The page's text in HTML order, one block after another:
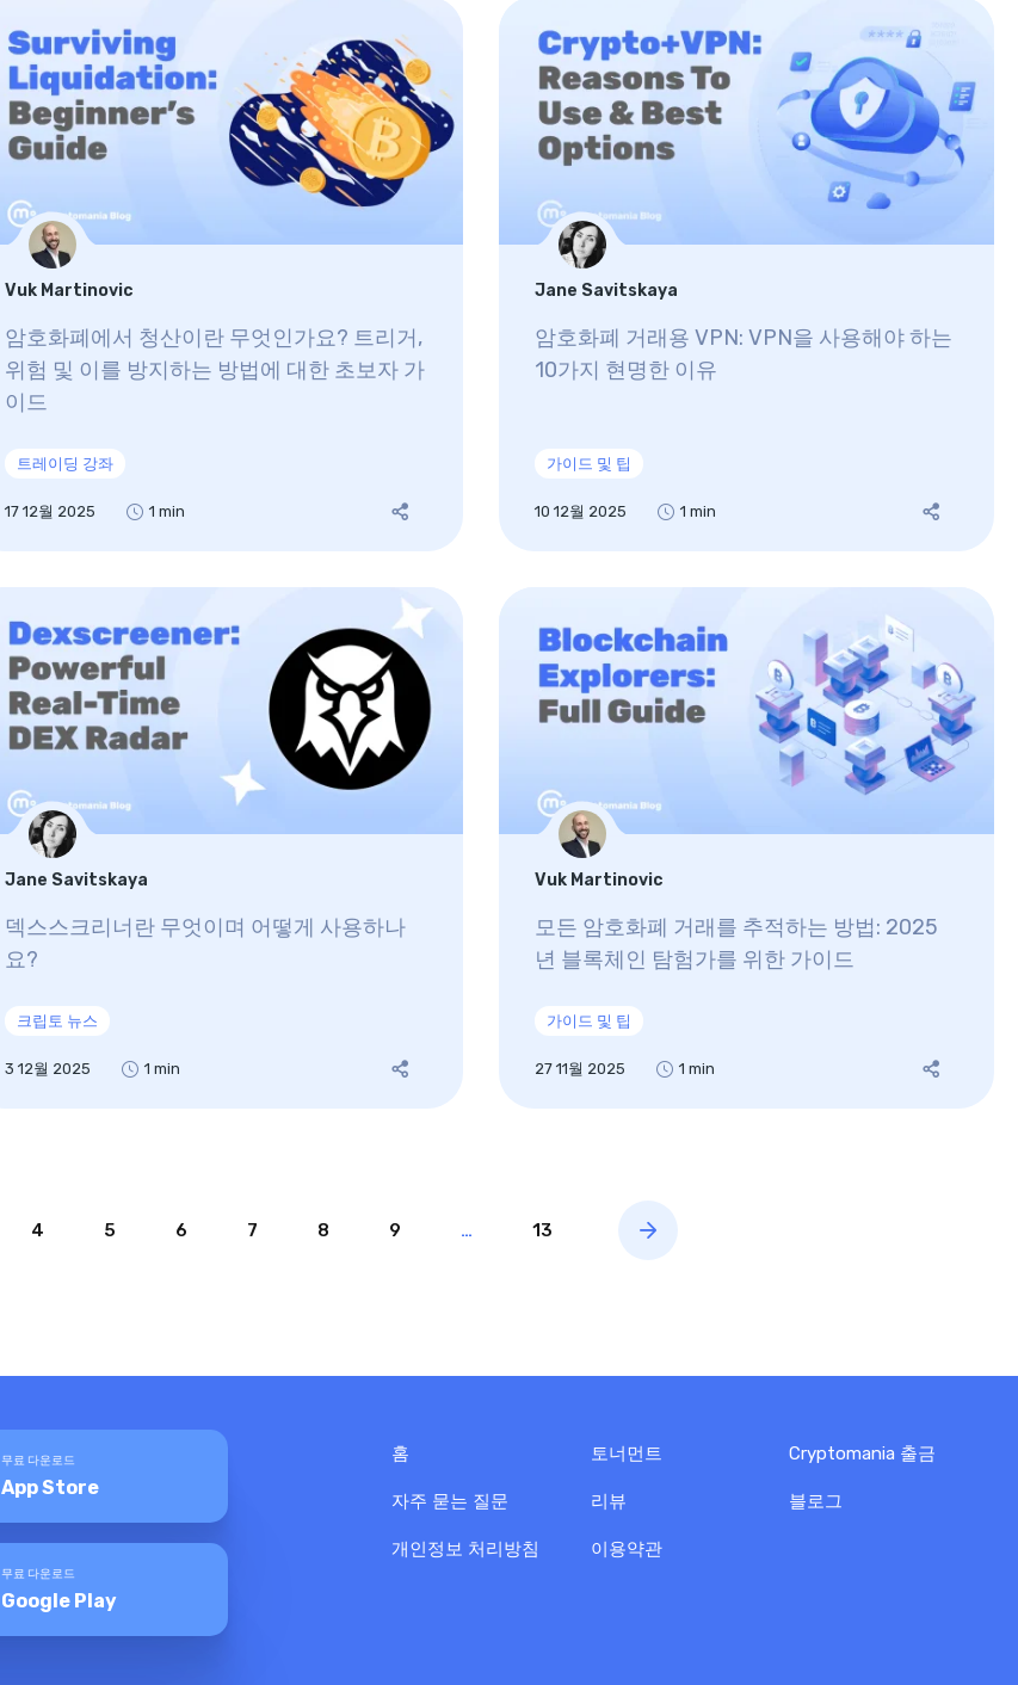
Vuk Martinovic
암호화폐에서 청산이란 무엇인가요? 트리거,
위험 및 이를 방지하는 방법에 대한 초보자 가
이드
트레이딩 강좌
17 12월 2025 1 min
Jane Savitskaya
암호화폐 거래용 VPN: VPN을 사용해야 하는
10가지 현명한 이유
가이드 및 팁
10 12월 2025 1 min
Jane Savitskaya
덱스스크리너란 무엇이며 어떻게 사용하나
요?
크립토 뉴스
3 12월 2025 1 min
Vuk Martinovic
모든 암호화폐 거래를 추적하는 방법: 2025
년 블록체인 탐험가를 위한 가이드
가이드 및 팁
27 11월 2025 1 min
4 5 6 7 8 9 … 13
홈 토너먼트 Cryptomania 출금
자주 묻는 질문 리뷰 블로그
개인정보 처리방침 이용약관
무료 다운로드
App Store
무료 다운로드
Google Play